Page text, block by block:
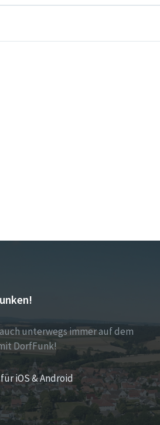
unterwegs immer auf dem
DorfFunk!
iOS & Android